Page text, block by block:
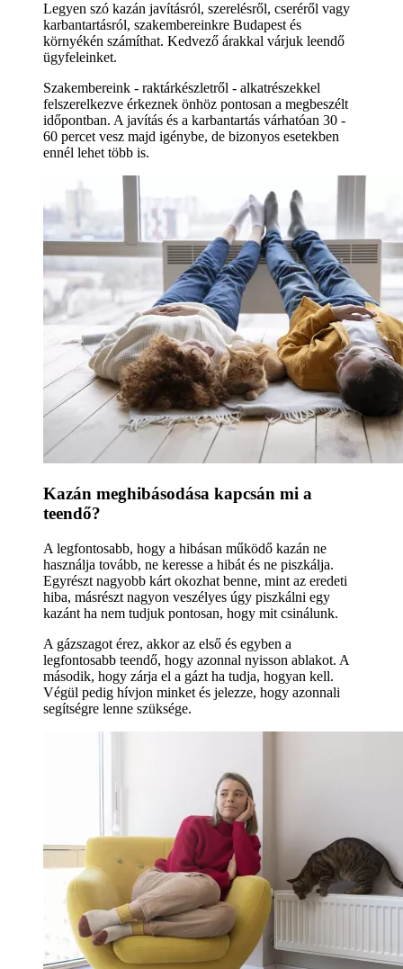
Legyen szó kazán javításról, szerelésről, cseréről vagy
karbantartásról, szakembereinkre Budapest és
környékén számíthat. Kedvező árakkal várjuk leendő
ügyfeleinket.
Szakembereink - raktárkészletről - alkatrészekkel
felszerelkezve érkeznek önhöz pontosan a megbeszélt
időpontban. A javítás és a karbantartás várhatóan 30 -
60 percet vesz majd igénybe, de bizonyos esetekben
ennél lehet több is.
Kazán meghibásodása kapcsán mi a
teendő?
A legfontosabb, hogy a hibásan működő kazán ne
használja tovább, ne keresse a hibát és ne piszkálja.
Egyrészt nagyobb kárt okozhat benne, mint az eredeti
hiba, másrészt nagyon veszélyes úgy piszkálni egy
kazánt ha nem tudjuk pontosan, hogy mit csinálunk.
A gázszagot érez, akkor az első és egyben a
legfontosabb teendő, hogy azonnal nyisson ablakot. A
második, hogy zárja el a gázt ha tudja, hogyan kell.
Végül pedig hívjon minket és jelezze, hogy azonnali
segítségre lenne szüksége.